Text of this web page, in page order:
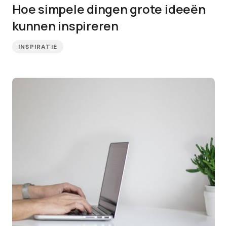
Hoe simpele dingen grote ideeën
kunnen inspireren
INSPIRATIE